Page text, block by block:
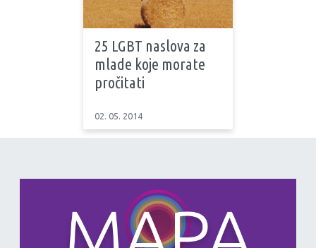
25 LGBT naslova za
mlade koje morate
pročitati
02. 05. 2014